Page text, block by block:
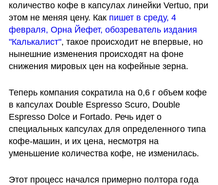
количество кофе в капсулах линейки Vertuo, при
этом не меняя цену. Как пишет в среду, 4
февраля, Орна Йефет, обозреватель издания
"Калькалист", такое происходит не впервые, но
нынешние изменения происходят на фоне
снижения мировых цен на кофейные зерна.
Теперь компания сократила на 0,6 г объем кофе
в капсулах Double Espresso Scuro, Double
Espresso Dolce и Fortado. Речь идет о
специальных капсулах для определенного типа
кофе-машин, и их цена, несмотря на
уменьшение количества кофе, не изменилась.
Этот процесс начался примерно полтора года